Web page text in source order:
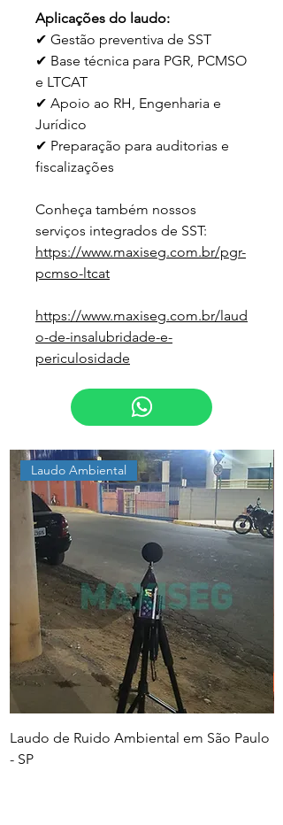
Aplicações do laudo:
✔ Gestão preventiva de SST
✔ Base técnica para PGR, PCMSO
e LTCAT
✔ Apoio ao RH, Engenharia e
Jurídico
✔ Preparação para auditorias e
fiscalizações
Conheça também nossos
serviços integrados de SST:
https://www.maxiseg.com.br/pgr-
pcmso-ltcat
https://www.maxiseg.com.br/laud
o-de-insalubridade-e-
periculosidade
Laudo Ambiental
Laudo de Ruido Ambiental em São Paulo
- SP